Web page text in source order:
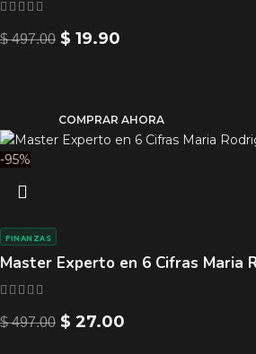
$497.00 $ 19.90
COMPRAR AHORA
-95%
Master Experto en 6 Cifras Maria
FINANZAS
$497.00 $ 27.00